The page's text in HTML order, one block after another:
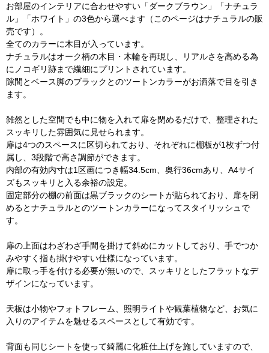
お部屋のインテリアに合わせやすい「ダークブラウン」「ナチュラ
ル」「ホワイト」の3色から選べます（このページはナチュラルの販
売です）。
全てのカラーに木目が入っています。
ナチュラルはオーク柄の木目・木輪を再現し、リアルさを高める為
にノコギリ跡まで繊細にプリントされています。
隙間とベース脚のブラックとのツートンカラーがお洒落で目を引き
ます。
雑然とした空間でも中に物を入れて扉を閉めるだけで、整理された
スッキリした雰囲気に見せられます。
扉は4つのスペースに区切られており、それぞれに棚板が1枚ずつ付
属し、3段階で高さ調節ができます。
内部の有効内寸は1区画につき幅34.5cm、奥行36cmあり、A4サイ
ズもスッキリと入る余裕の設定。
固定部分の棚の前面は黒ブラックのシートが貼られており、扉を閉
めるとナチュラルとのツートンカラーになってスタイリッシュで
す。
扉の上面はわざわざ手間を掛けて斜めにカットしており、手でつか
みやすく指も掛けやすい仕様になっています。
扉に取っ手を付ける必要が無いので、スッキリとしたフラットなデ
ザインになっています。
天板は小物やフォトフレーム、照明ライトや観葉植物など、お気に
入りのアイテムを魅せるスペースとして有効です。
背面も同じシートを使って綺麗に化粧仕上げを施していますので、